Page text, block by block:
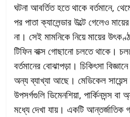
ঘটনা আবর্তিত হতে থাকে বর্তমানে,
পর পাতা ক্যালেন্ডার উল্টে গেলেও
না। সেই মামনিকে নিয়ে মায়ের
টিফিন বাক্স গোছানো চলতে থাকে।
বর্তমানের বোঝাপড়া। চিকিৎসা
অন্য ব্যাখ্যা আছে। মেডিকেল
উপসর্গগুলি ডিমেনশিয়া, পার্কিনসন্স
মধ্যে দেখা যায়। একটি আন্তর্জাতিক